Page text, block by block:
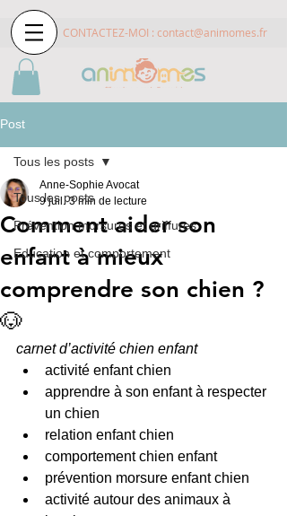
CONTACTEZ-MOI : contact@animomes.fr
Post
Tous les posts
Prévention morsures et griffures
Education et comportement
Tous les posts
Comment aider son
enfant à mieux
comprendre son chien ?
🐶
Anne-Sophie Avocat
9 juil. 3 min de lecture
carnet d’activité chien enfant
activité enfant chien
apprendre à son enfant à respecter
un chien
relation enfant chien
comportement chien enfant
prévention morsure enfant chien
activité autour des animaux à